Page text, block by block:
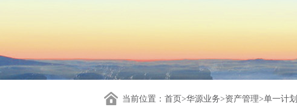
当前位置： 首页>华源业务>资产管理>单一计划